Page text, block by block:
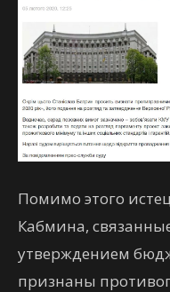
Помимо этого
Кабмина,
утверждением
признаны